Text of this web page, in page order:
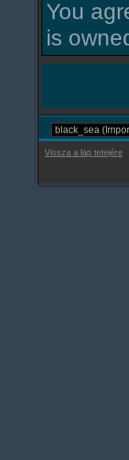
You
is
Vissza a lap tetejére